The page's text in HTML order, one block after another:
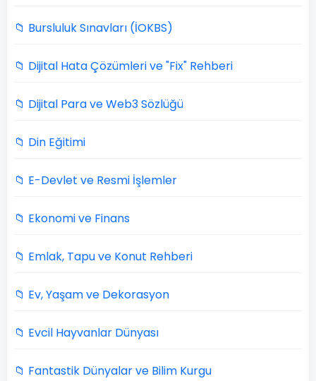
📁 Bursluluk Sınavları (İOKBS)
📁 Dijital Hata Çözümleri ve "Fix" Rehberi
📁 Dijital Para ve Web3 Sözlüğü
📁 Din Eğitimi
📁 E-Devlet ve Resmi İşlemler
📁 Ekonomi ve Finans
📁 Emlak, Tapu ve Konut Rehberi
📁 Ev, Yaşam ve Dekorasyon
📁 Evcil Hayvanlar Dünyası
📁 Fantastik Dünyalar ve Bilim Kurgu